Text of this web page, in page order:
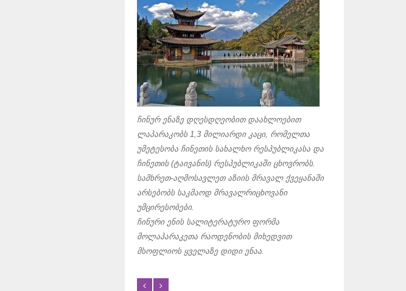
ჩინურ ენაზე დღესდღეობით დაახლოებით
ლაპარაკობს 1,3 მილიარდი კაცი, რომელთა
უმეტესობა ჩინეთის სახალხო რესპუბლიკასა და
ჩინეთის (ტაივანის) რესპუბლიკაში ცხოვრობს.
სამხრეთ-აღმოსავლეთ აზიის მრავალ ქვეყანაში
არსებობს საკმაოდ მრავალრიცხოვანი
უმცირესობები.
ჩინური ენის სალიტერატურო ფორმა
მოლაპარაკეთა რაოდენობის მიხედვით
მსოფლიოს ყველაზე დიდი ენაა.